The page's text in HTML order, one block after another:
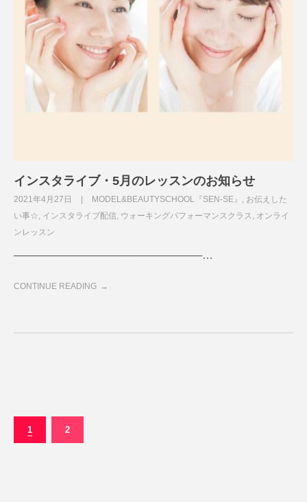
インスタライブ・5月のレッスンのお知らせ
2021年4月27日 MODEL&BEAUTYSCHOOL『SEN-SE』 , お伝えした
い事☆, インスタライブ配信, ウォーキングパフォーマンスクラス , オンライ
ンレッスン
─────────────────────────…
CONTINUE READING
1 2